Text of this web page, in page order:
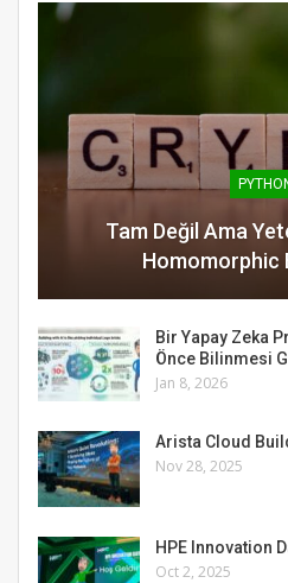
Tam Değil Ama
Homomorphic
Bir Yapay Zeka
Önce Bilinmesi
Jan 8, 2026
Arista Cloud
Nov 28, 2025
HPE Innovation
Oct 2, 2025